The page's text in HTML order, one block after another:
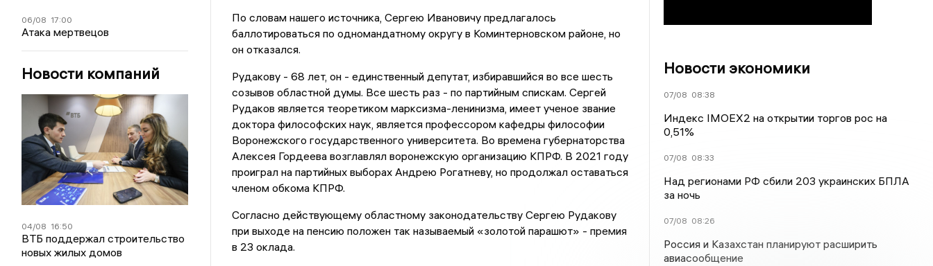
06/08 17:00
Атака мертвецов
Новости компаний
04/08 16:50
ВТБ поддержал строительство
новых жилых домов
По словам нашего источника, Сергею Ивановичу предлагалось
баллотироваться по одномандатному округу в Коминтерновском районе, но
он отказался.
Рудакову - 68 лет, он - единственный депутат, избиравшийся во все шесть
созывов областной думы. Все шесть раз - по партийным спискам. Сергей
Рудаков является теоретиком марксизма-ленинизма, имеет ученое звание
доктора философских наук, является профессором кафедры философии
Воронежского государственного университета. Во времена губернаторства
Алексея Гордеева возглавлял воронежскую организацию КПРФ. В 2021 году
проиграл на партийных выборах Андрею Рогатневу, но продолжал оставаться
членом обкома КПРФ.
Согласно действующему областному законодательству Сергею Рудакову
при выходе на пенсию положен так называемый «золотой парашют» - премия
в 23 оклада.
Новости экономики
07/08 08:38
Индекс IMOEX2 на открытии торгов рос на
0,51%
07/08 08:33
Над регионами РФ сбили 203 украинских БПЛА
за ночь
07/08 08:26
Россия и Казахстан планируют расширить
авиасообщение